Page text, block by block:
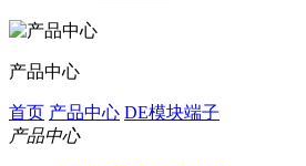
产品中心
首页 产品中心 DE模块端子
产品中心